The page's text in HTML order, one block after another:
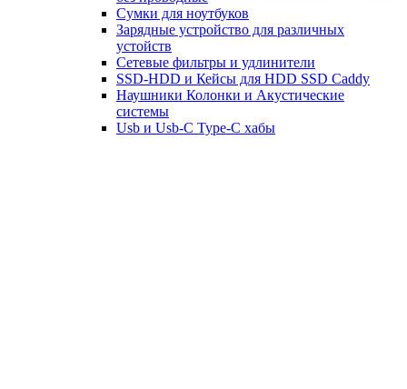
Сумки для ноутбуков
Зарядные устройство для различных
устойств
Сетевые фильтры и удлинители
SSD-HDD и Кейсы для HDD SSD Caddy
Наушники Колонки и Акустические
системы
Usb и Usb-C Type-C хабы